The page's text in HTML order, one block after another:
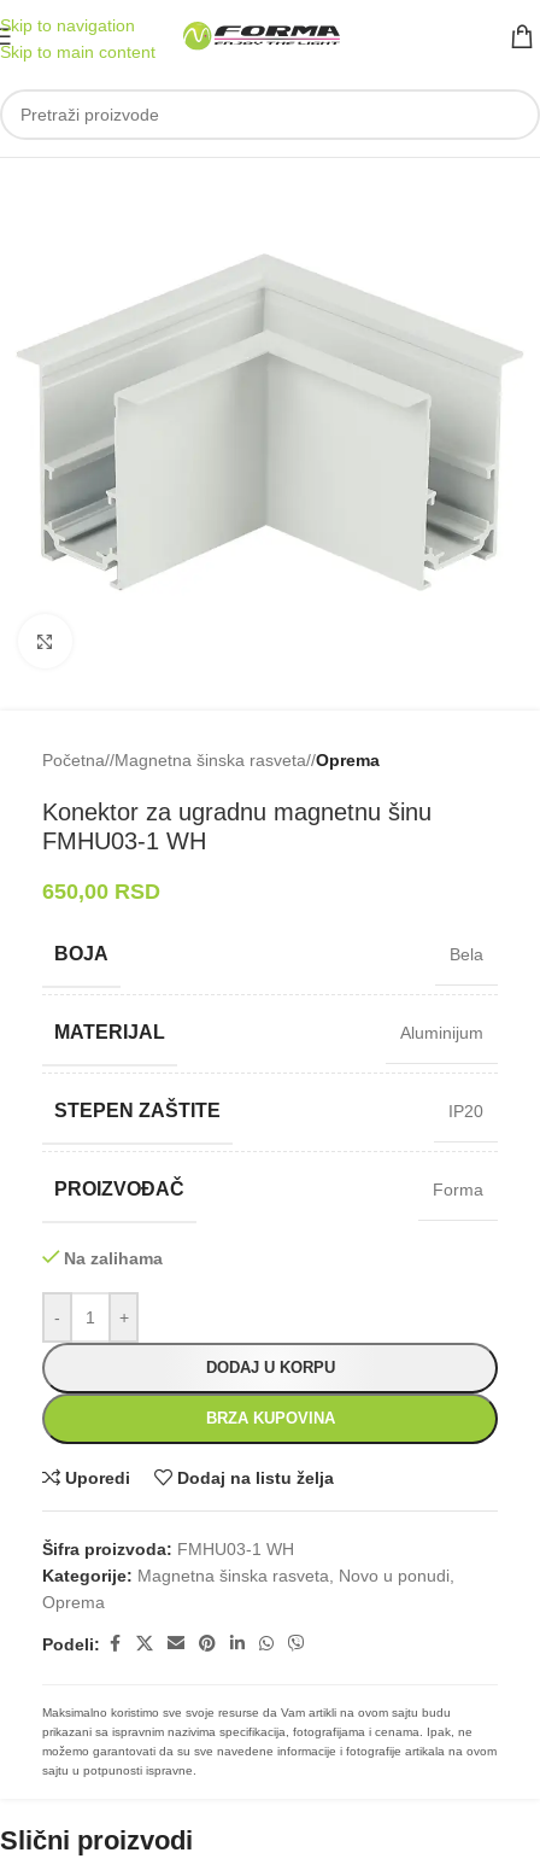
Skip to navigation
Skip to main content
Početna/ Magnetna šinska rasveta/ Oprema
Konektor za ugradnu magnetnu šinu
FMHU03-⁠1 WH
650,00 RSD
BOJA Bela
MATERIJAL Aluminijum
STEPEN ZAŠTITE IP20
PROIZVOĐAČ Forma
Na zalihama
- +
DODAJ U KORPU
BRZA KUPOVINA
Uporedi Dodaj na listu želja
Šifra proizvoda: FMHU03-1 WH
Kategorije: Magnetna šinska rasveta Novo u ponudi
Oprema
Podeli:
Maksimalno koristimo sve svoje resurse da Vam artikli na ovom sajtu budu
prikazani sa ispravnim nazivima specifikacija, fotografijama i cenama. Ipak, ne
možemo garantovati da su sve navedene informacije i fotografije artikala na ovom
sajtu u potpunosti ispravne.
Slični proizvodi